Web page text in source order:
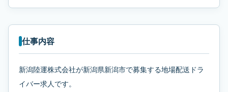
仕事内容
新潟陸運株式会社が新潟県新潟市で募集する地場配送ドラ
イバー求人です。